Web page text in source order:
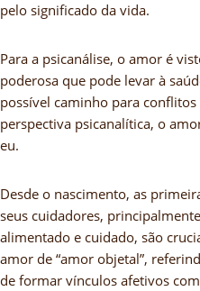
pelo significado da vida.
Para a psicanálise, o amor é
poderosa que pode levar à
possível caminho para
perspectiva psicanalítica, o
eu.
Desde o nascimento, as
seus cuidadores,
alimentado e cuidado, são
amor de “amor objetal”,
de formar vínculos afetivos